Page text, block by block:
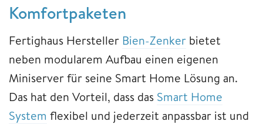
Komfortpaketen
Fertighaus Hersteller Bien-Zenker bietet
neben modularem Aufbau einen eigenen
Miniserver für seine Smart Home Lösung an.
Das hat den Vorteil, dass das Smart Home
System flexibel und jederzeit anpassbar ist und